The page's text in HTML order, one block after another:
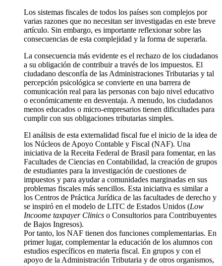
Los sistemas fiscales de todos los países son complejos por
varias razones que no necesitan ser investigadas en este breve
artículo. Sin embargo, es importante reflexionar sobre las
consecuencias de esta complejidad y la forma de superarla.
La consecuencia más evidente es el rechazo de los ciudadanos
a su obligación de contribuir a través de los impuestos. El
ciudadano desconfía de las Administraciones Tributarias y tal
percepción psicológica se convierte en una barrera de
comunicación real para las personas con bajo nivel educativo
o económicamente en desventaja. A menudo, los ciudadanos
menos educados o micro-empresarios tienen dificultades para
cumplir con sus obligaciones tributarias simples.
El análisis de esta externalidad fiscal fue el inicio de la idea de
los Núcleos de Apoyo Contable y Fiscal (NAF). Una
iniciativa de la Receita Federal de Brasil para fomentar, en las
Facultades de Ciencias en Contabilidad, la creación de grupos
de estudiantes para la investigación de cuestiones de
impuestos y para ayudar a comunidades marginadas en sus
problemas fiscales más sencillos. Esta iniciativa es similar a
los Centros de Práctica Jurídica de las facultades de derecho y
se inspiró en el modelo de LITC de Estados Unidos (Low
Incoome taxpayer Clinics o Consultorios para Contribuyentes
de Bajos Ingresos).
Por tanto, los NAF tienen dos funciones complementarias. En
primer lugar, complementar la educación de los alumnos con
estudios específicos en materia fiscal. En grupos y con el
apoyo de la Administración Tributaria y de otros organismos,